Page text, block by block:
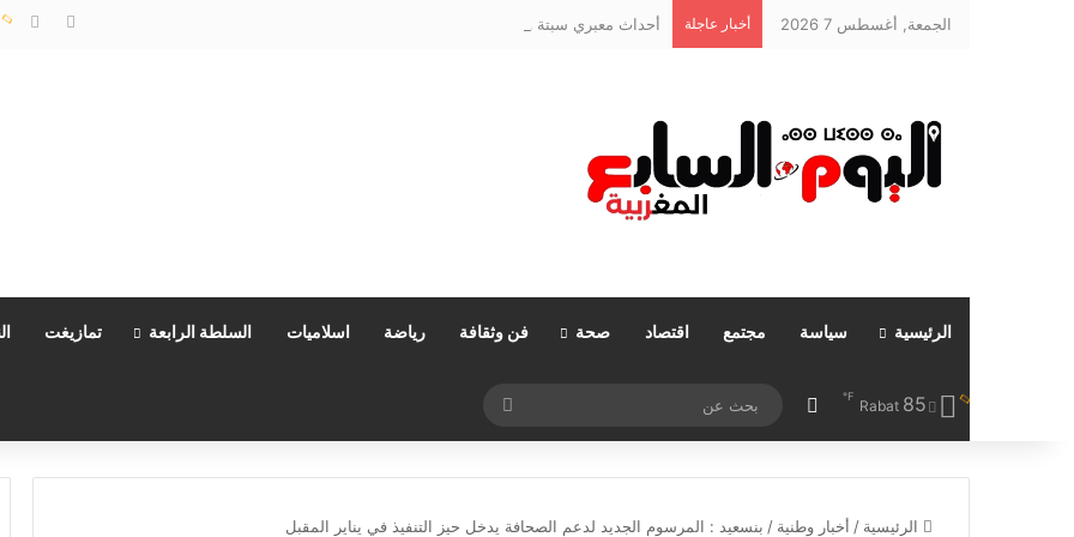
الجمعة, أغسطس 7 2026 أخبار عاجلة أحداث معبري سبتة ومليلية…وزارة الداخلية توضح
الرئيسية سياسة مجتمع اقتصاد صحة فن وثقافة رياضة اسلاميات السلطة الرابعة تمازيغت
Rabat 85
℉ مقال عشوائي
عن
الرئيسية / أخبار وطنية / بنسعيد : المرسوم الجديد لدعم الصحافة يدخل حيز التنفيذ في يناير المقبل